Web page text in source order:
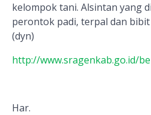
kelompok tani. Alsintan yang
perontok padi, terpal dan
(dyn)
http://www.sragenkab.go.id/
Har.